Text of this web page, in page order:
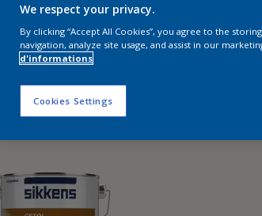
We respect your privacy.
By clicking “Accept All Cookies”, you agree to the
navigation, analyze site usage, and assist in our
d'informations
Cookies Settings